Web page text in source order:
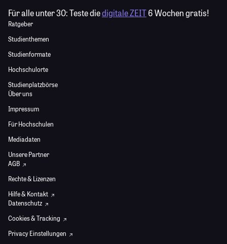
Für alle unter 30:Teste diedigitale ZEIT6 Wochen gratis!
Ratgeber
Studienthemen
Studienformate
Hochschulorte
Studienplatzbörse
Über uns
Impressum
Für Hochschulen
Mediadaten
Unsere Partner
AGB
Rechte & Lizenzen
Hilfe & Kontakt
Datenschutz
Cookies & Tracking
Privacy Einstellungen